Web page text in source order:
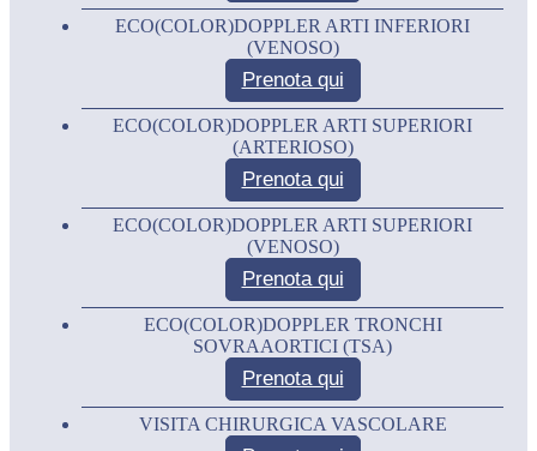
ECO(COLOR)DOPPLER ARTI INFERIORI
(VENOSO)
Prenota qui
ECO(COLOR)DOPPLER ARTI SUPERIORI
(ARTERIOSO)
Prenota qui
ECO(COLOR)DOPPLER ARTI SUPERIORI
(VENOSO)
Prenota qui
ECO(COLOR)DOPPLER TRONCHI
SOVRAAORTICI (TSA)
Prenota qui
VISITA CHIRURGICA VASCOLARE